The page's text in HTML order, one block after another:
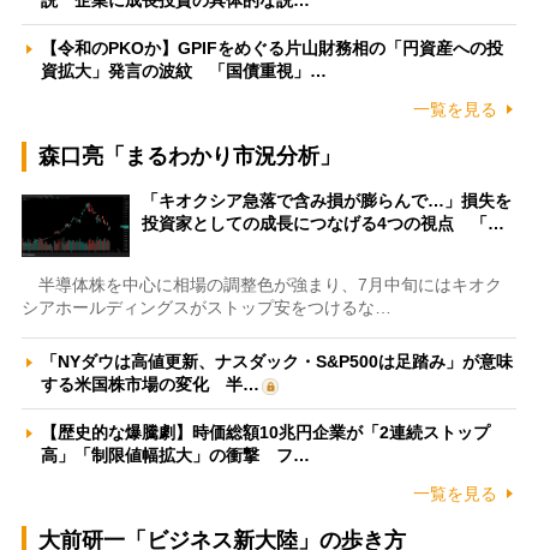
【令和のPKOか】GPIFをめぐる片山財務相の「円資産への投
資拡大」発言の波紋 「国債重視」…
一覧を見る
森口亮「まるわかり市況分析」
「キオクシア急落で含み損が膨らんで…」損失を
投資家としての成長につなげる4つの視点 「…
半導体株を中心に相場の調整色が強まり、7月中旬にはキオク
シアホールディングスがストップ安をつけるな…
「NYダウは高値更新、ナスダック・S&P500は足踏み」が意味
する米国株市場の変化 半…
【歴史的な爆騰劇】時価総額10兆円企業が「2連続ストップ
高」「制限値幅拡大」の衝撃 フ…
一覧を見る
大前研一「ビジネス新大陸」の歩き方